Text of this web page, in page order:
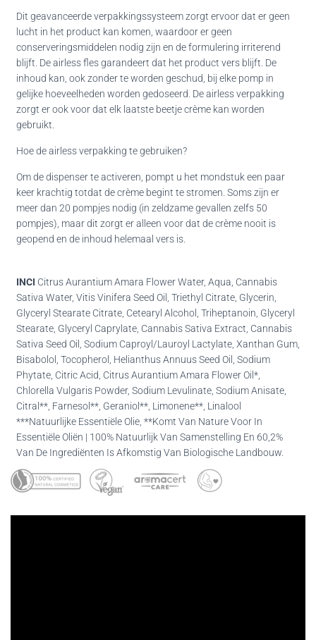
Dit geavanceerde verpakkingssysteem zorgt ervoor dat er geen
lucht in het product kan komen, waardoor er geen
conserveringsmiddelen nodig zijn en de formulering irriterend
blijft. De airless fles garandeert dat het product vers blijft. De
inhoud kan, ook zonder te worden geschud, bij elke pomp in
gelijke hoeveelheden worden gedoseerd. De airless verpakking
zorgt er ook voor dat elk laatste beetje crème kan worden
gebruikt.
Hoe de airless verpakking te gebruiken?
Om de dispenser te activeren, pompt u het mondstuk een paar
keer krachtig totdat de crème begint te stromen. Soms zijn er
meer dan 20 pompjes nodig (in zeldzame gevallen zelfs 50
pompjes), maar dit zorgt er alleen voor dat de crème nooit is
geopend en de inhoud helemaal vers is.
INCI Citrus Aurantium Amara Flower Water, Aqua, Cannabis
Sativa Water, Vitis Vinifera Seed Oil, Triethyl Citrate, Glycerin,
Glyceryl Stearate Citrate, Cetearyl Alcohol, Triheptanoin, Glyceryl
Stearate, Glyceryl Caprylate, Cannabis Sativa Extract, Cannabis
Sativa Seed Oil, Sodium Caproyl/Lauroyl Lactylate, Xanthan Gum,
Bisabolol, Tocopherol, Helianthus Annuus Seed Oil, Sodium
Phytate, Citric Acid, Citrus Aurantium Amara Flower Oil*,
Chlorella Vulgaris Powder, Sodium Levulinate, Sodium Anisate,
Citral**, Farnesol**, Geraniol**, Limonene**, Linalool
***Natuurlijke Essentiële Olie, **Komt Van Nature Voor In
Essentiële Oliën | 100% Natuurlijk Van Samenstelling En 60,2%
Van De Ingrediënten Is Afkomstig Van Biologische Landbouw.